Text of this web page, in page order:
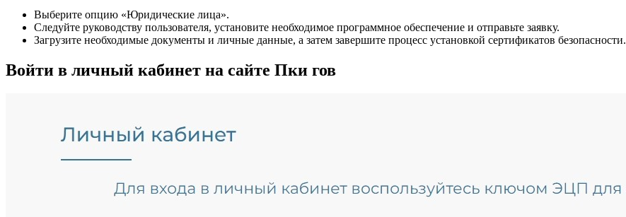
Выберите опцию «Юридические лица».
Следуйте руководству пользователя, установите необходимое программное обеспечение и отправьте заявку.
Загрузите необходимые документы и личные данные, а затем завершите процесс установкой сертификатов безопасности.
Войти в личный кабинет на сайте Пки гов